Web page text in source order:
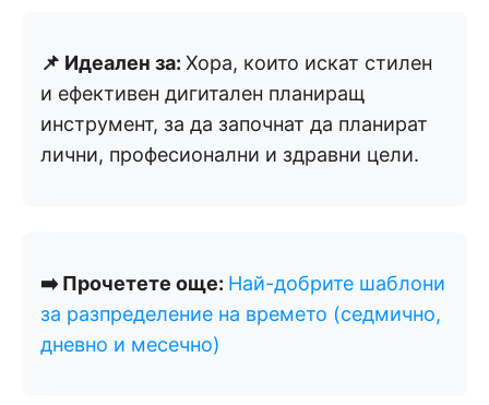
📌 Идеален за: Хора, които искат стилен
и ефективен дигитален планиращ
инструмент, за да започнат да планират
лични, професионални и здравни цели.
➡️ Прочетете още: Най-добрите шаблони
за разпределение на времето (седмично,
дневно и месечно)